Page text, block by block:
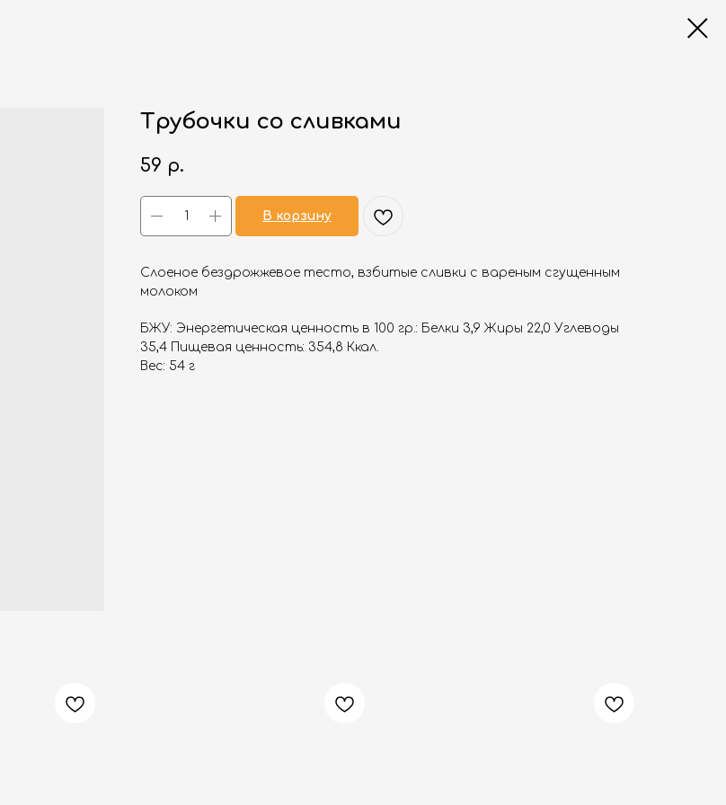
Трубочки со сливками
59 р.
В корзину
Слоеное бездрожжевое тесто, взбитые сливки с вареным сгущенным
молоком
БЖУ: Энергетическая ценность в 100 гр.: Белки 3,9 Жиры 22,0 Углеводы
35,4 Пищевая ценность: 354,8 Ккал.
Вес: 54 г